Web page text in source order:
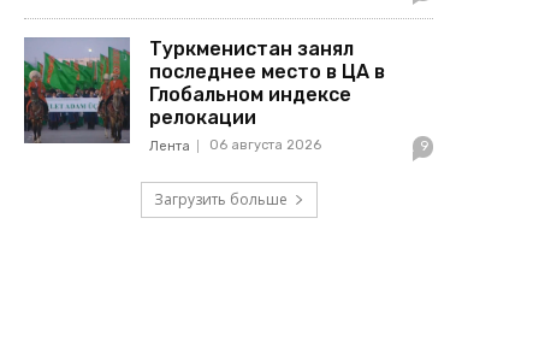
Туркменистан занял
последнее место в ЦА в
Глобальном индексе
релокации
Лента 06 августа 2026 9
Загрузить больше